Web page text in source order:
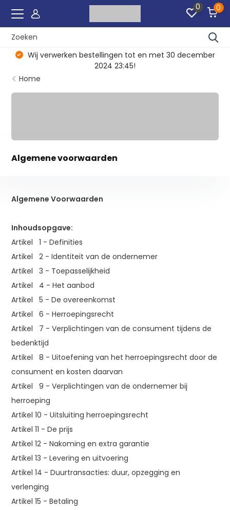
0 0
Vanaf € 75gratisverzending
Home
Algemene voorwaarden
Algemene Voorwaarden
Inhoudsopgave:
Artikel 1 - Definities
Artikel 2 - Identiteit van de ondernemer
Artikel 3 - Toepasselijkheid
Artikel 4 - Het aanbod
Artikel 5 - De overeenkomst
Artikel 6 - Herroepingsrecht
Artikel 7 - Verplichtingen van de consument tijdens de
bedenktijd
Artikel 8 - Uitoefening van het herroepingsrecht door de
consument en kosten daarvan
Artikel 9 - Verplichtingen van de ondernemer bij
herroeping
Artikel 10 - Uitsluiting herroepingsrecht
Artikel 11 - De prijs
Artikel 12 - Nakoming en extra garantie
Artikel 13 - Levering en uitvoering
Artikel 14 - Duurtransacties: duur, opzegging en
verlenging
Artikel 15 - Betaling